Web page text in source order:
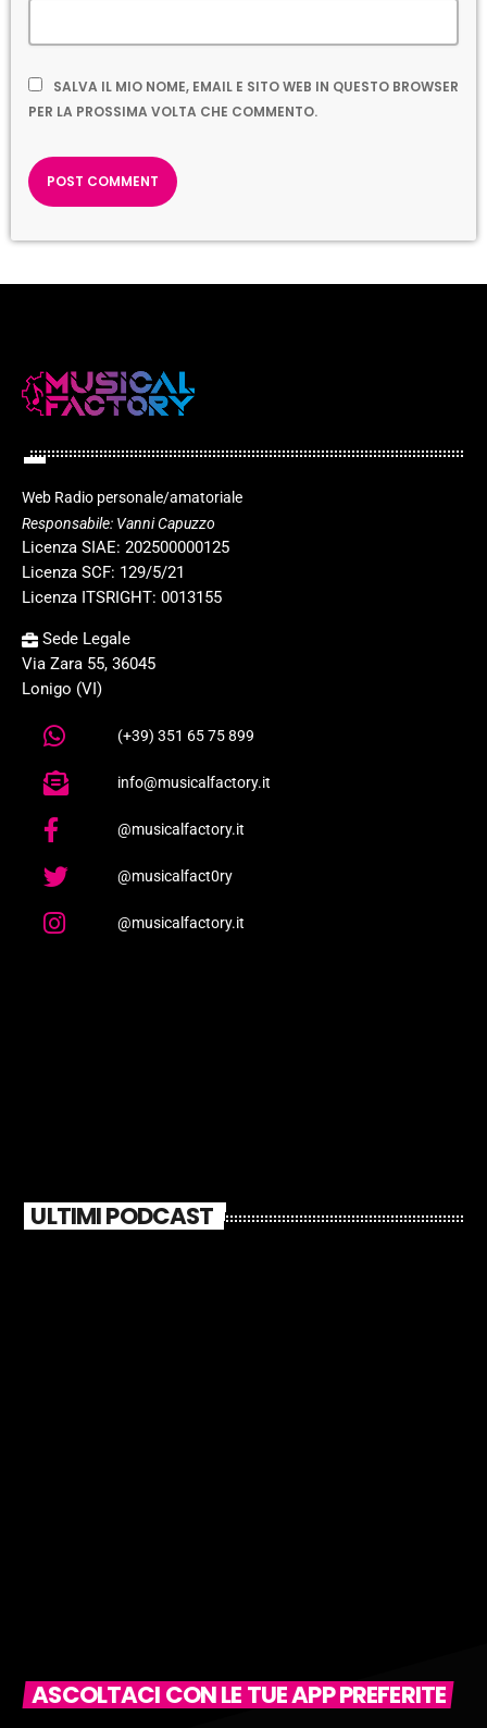
SALVA IL MIO NOME, EMAIL E SITO WEB IN QUESTO BROWSER
PER LA PROSSIMA VOLTA CHE COMMENTO.
Web Radio personale/amatoriale
Responsabile: Vanni Capuzzo
Licenza SIAE: 202500000125
Licenza SCF: 129/5/21
Licenza ITSRIGHT: 0013155
Sede Legale
Via Zara 55, 36045
Lonigo (VI)
(+39) 351 65 75 899
info@musicalfactory.it
@musicalfactory.it
@musicalfact0ry
@musicalfactory.it
ULTIMI PODCAST
ASCOLTACI CON LE TUE APP PREFERITE